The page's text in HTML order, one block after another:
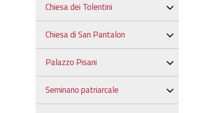
Chiesa dei Tolentini
Chiesa di San Pantalon
Palazzo Pisani
Seminario patriarcale